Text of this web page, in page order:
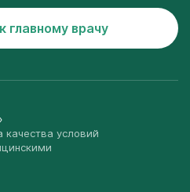
главному врачу
условий